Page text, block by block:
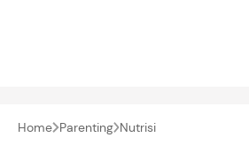
Home Parenting Nutrisi